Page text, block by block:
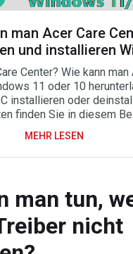
man Acer Care
und installieren
Center? Wie kann man
11 oder 10
installieren oder
finden Sie in diesem
MEHR LESEN
man tun,
nicht